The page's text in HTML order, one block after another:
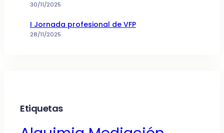
30/11/2025
I Jornada profesional de VFP
28/11/2025
Etiquetas